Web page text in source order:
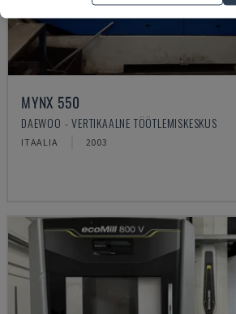
MYNX 550
DAEWOO - VERTIKAALNE TÖÖTLEMISKESKUS
ITAALIA 2003